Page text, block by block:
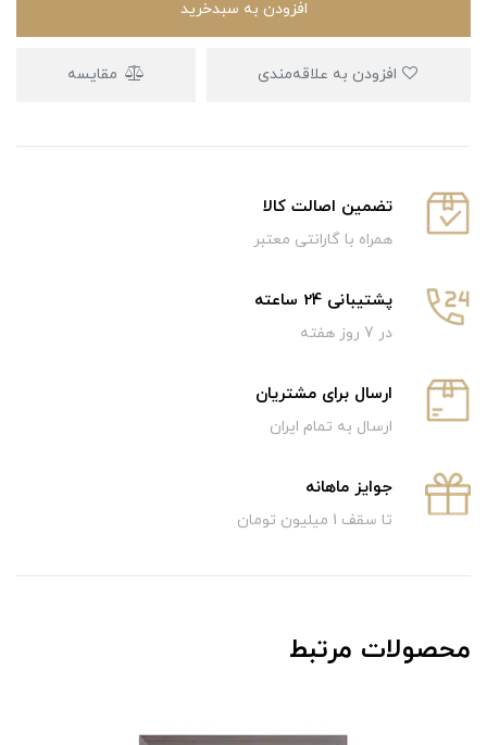
افزودن به سبدخرید
مقایسه
تضمین اصالت کالا
همراه با گارانتی معتبر
پشتیبانی 24 ساعته
در 7 روز هفته
ارسال برای مشتریان
ارسال به تمام ایران
جوایز ماهانه
تا سقف 1 میلیون تومان
محصولات مرتبط